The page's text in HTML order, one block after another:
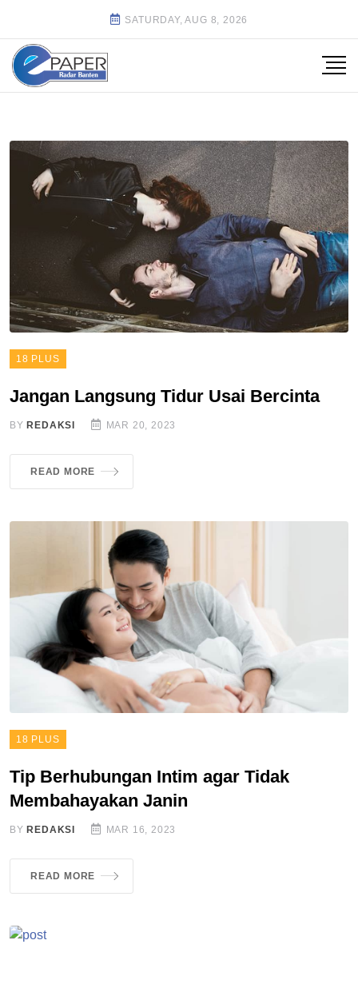
SATURDAY, AUG 8, 2026
18 PLUS
Jangan Langsung Tidur Usai Bercinta
BYREDAKSI MAR 20, 2023
READ MORE
18 PLUS
Tip Berhubungan Intim agar Tidak
Membahayakan Janin
BYREDAKSI MAR 16, 2023
READ MORE